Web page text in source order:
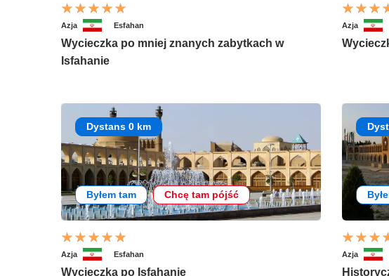
Azja Esfahan
Wycieczka po mniej znanych zabytkach w
Isfahanie
Azja
Dystans 0 km
Byłem tam Chcę tam pójść
Azja Esfahan
Wycieczka po Isfahanie
Azja